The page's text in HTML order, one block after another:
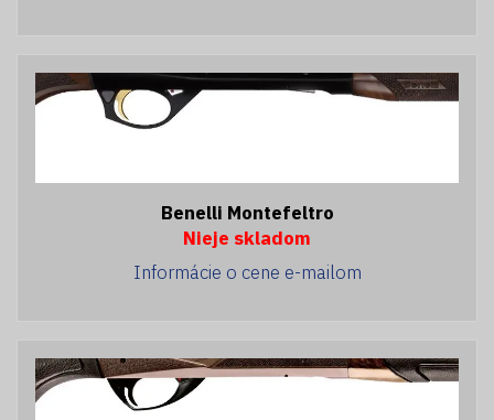
Benelli Montefeltro
Nieje skladom
Informácie o cene e-mailom